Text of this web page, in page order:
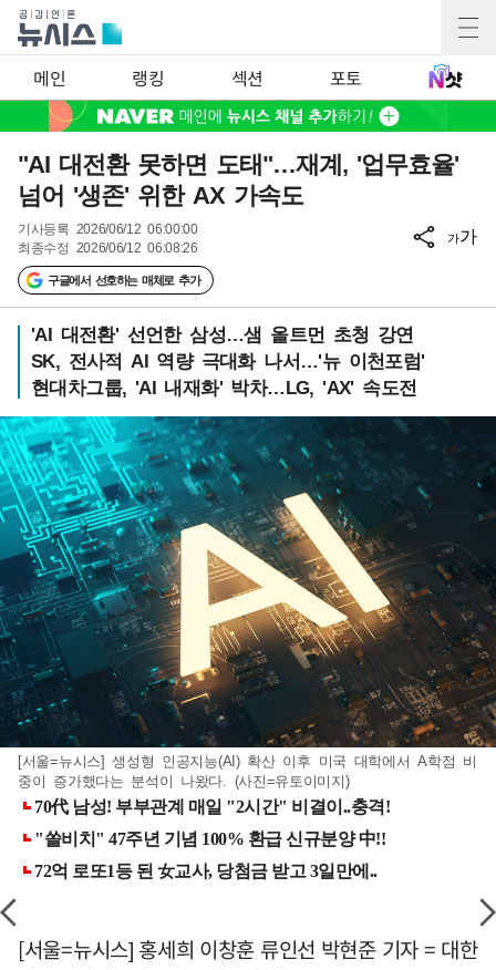
메인 랭킹 섹션 포토
"AI 대전환 못하면 도태"…재계, '업무효율'
넘어 '생존' 위한 AX 가속도
기사등록 2026/06/12 06:00:00
최종수정 2026/06/12 06:08:26
구글에서 선호하는 매체로 추가
가가
'AI 대전환' 선언한 삼성…샘 올트먼 초청 강연
SK, 전사적 AI 역량 극대화 나서…'뉴 이천포럼'
현대차그룹, 'AI 내재화' 박차…LG, 'AX' 속도전
[서울=뉴시스] 생성형 인공지능(AI) 확산 이후 미국 대학에서 A학점 비
중이 증가했다는 분석이 나왔다. (사진=유토이미지)
[서울=뉴시스] 홍세희 이창훈 류인선 박현준 기자 = 대한